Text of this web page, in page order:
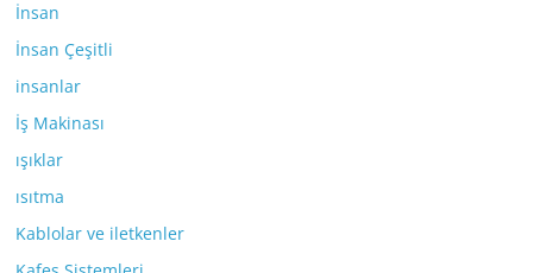
İnsan
İnsan Çeşitli
insanlar
İş Makinası
ışıklar
ısıtma
Kablolar ve iletkenler